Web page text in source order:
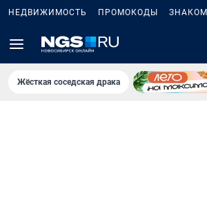
НЕДВИЖИМОСТЬ ПРОМОКОДЫ
Жёсткая соседская драка